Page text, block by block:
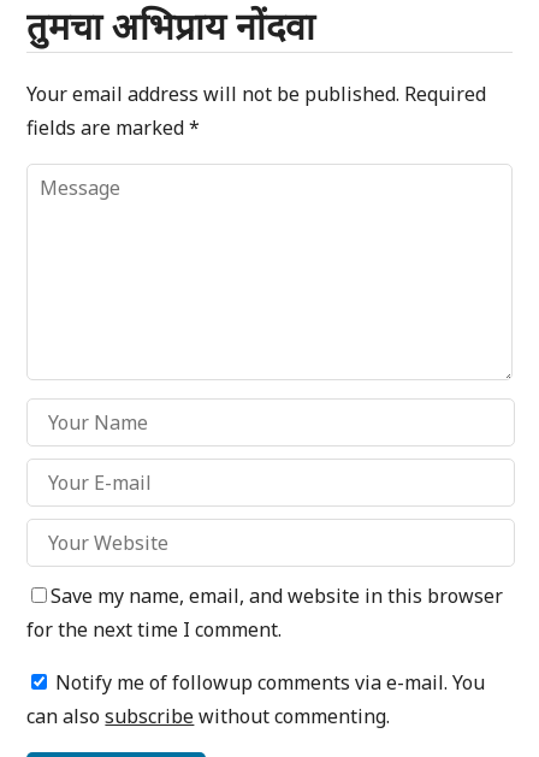
तुमचा अभिप्राय नोंदवा
Your email address will not be published. Required
fields are marked*
Save my name, email, and website in this browser
for the next time I comment.
Notify me of followup comments via e-mail. You
can alsosubscribewithout commenting.